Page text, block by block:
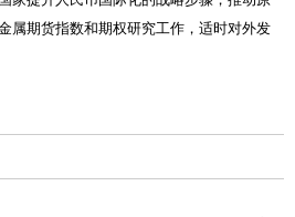
属期货指数和期权研究工作，适时对外发